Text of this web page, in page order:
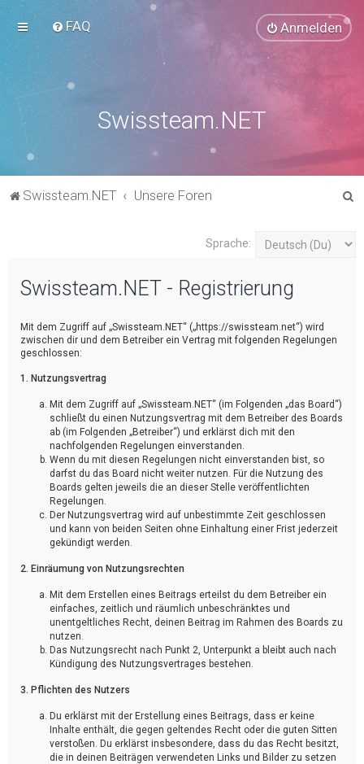
FAQ Anmelden
Swissteam.NET
Swissteam.NET Unsere Foren
Sprache:
Swissteam.NET - Registrierung
Mit dem Zugriff auf „Swissteam.NET“ („https://swissteam.net“) wird
zwischen dir und dem Betreiber ein Vertrag mit folgenden Regelungen
geschlossen:
1. Nutzungsvertrag
Mit dem Zugriff auf „Swissteam.NET“ (im Folgenden „das Board“)
schließt du einen Nutzungsvertrag mit dem Betreiber des Boards
ab (im Folgenden „Betreiber“) und erklärst dich mit den
nachfolgenden Regelungen einverstanden.
Wenn du mit diesen Regelungen nicht einverstanden bist, so
darfst du das Board nicht weiter nutzen. Für die Nutzung des
Boards gelten jeweils die an dieser Stelle veröffentlichten
Regelungen.
Der Nutzungsvertrag wird auf unbestimmte Zeit geschlossen
und kann von beiden Seiten ohne Einhaltung einer Frist jederzeit
gekündigt werden.
2. Einräumung von Nutzungsrechten
Mit dem Erstellen eines Beitrags erteilst du dem Betreiber ein
einfaches, zeitlich und räumlich unbeschränktes und
unentgeltliches Recht, deinen Beitrag im Rahmen des Boards zu
nutzen.
Das Nutzungsrecht nach Punkt 2, Unterpunkt a bleibt auch nach
Kündigung des Nutzungsvertrages bestehen.
3. Pflichten des Nutzers
Du erklärst mit der Erstellung eines Beitrags, dass er keine
Inhalte enthält, die gegen geltendes Recht oder die guten Sitten
verstoßen. Du erklärst insbesondere, dass du das Recht besitzt,
die in deinen Beiträgen verwendeten Links und Bilder zu setzen